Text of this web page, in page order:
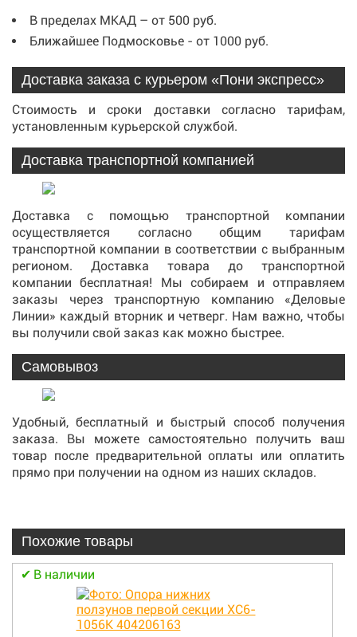
В пределах МКАД – от 500 руб.
Ближайшее Подмосковье - от 1000 руб.
Доставка заказа с курьером «Пони экспресс»
Стоимость и сроки доставки согласно тарифам,
установленным курьерской службой.
Доставка транспортной компанией
Доставка с помощью транспортной компании
осуществляется согласно общим тарифам
транспортной компании в соответствии с выбранным
регионом. Доставка товара до транспортной
компании бесплатная! Мы собираем и отправляем
заказы через транспортную компанию «Деловые
Линии» каждый вторник и четверг. Нам важно, чтобы
вы получили свой заказ как можно быстрее.
Самовывоз
Удобный, бесплатный и быстрый способ получения
заказа. Вы можете самостоятельно получить ваш
товар после предварительной оплаты или оплатить
прямо при получении на одном из наших складов.
Похожие товары
В наличии